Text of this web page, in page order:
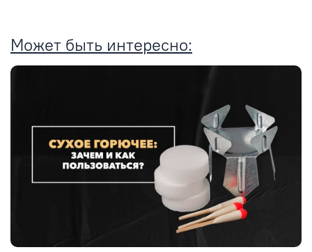
Может быть интересно: